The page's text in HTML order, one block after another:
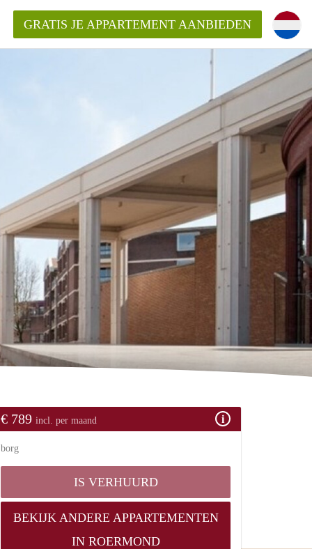
in Roermond?
GRATIS JE APPARTEMENT AANBIEDEN
€ 789 incl. per maand
borg
IS VERHUURD
BEKIJK ANDERE APPARTEMENTEN
IN ROERMOND